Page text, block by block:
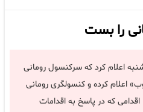
را بست
اعلام کرد که سرکنسول رومانی
اعلام کرده و کنسولگری رومانی
که در پاسخ به اقدامات